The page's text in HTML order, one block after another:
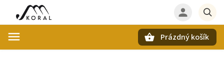
Prázdný košík